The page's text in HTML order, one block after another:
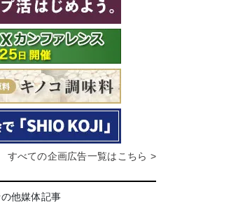
すべての企画広告一覧はこちら >
他媒体記事